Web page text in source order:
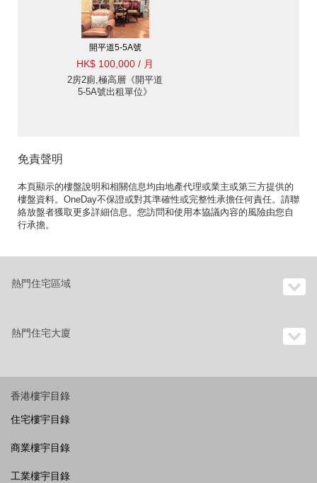
開平道5-5A號
HK$ 100,000 / 月
2房2廁,極高層《開平道
5-5A號出租單位》
免責聲明
本頁顯示的樓盤說明和相關信息均由地產代理或業主或第三方提供的
樓盤資料。OneDay不保證或對其準確性或完整性承擔任何責任。請聯
絡放盤者獲取更多詳細信息。您訪問和使用本協議內容的風險由您自
行承擔。
熱門住宅區域
熱門住宅大廈
香港樓宇目錄
住宅樓宇目錄
商業樓宇目錄
工業樓宇目錄